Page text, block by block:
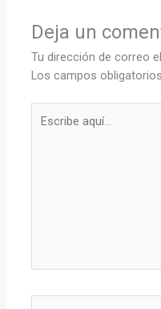
Deja un
Tu dirección de correo
Los campos
aquí...